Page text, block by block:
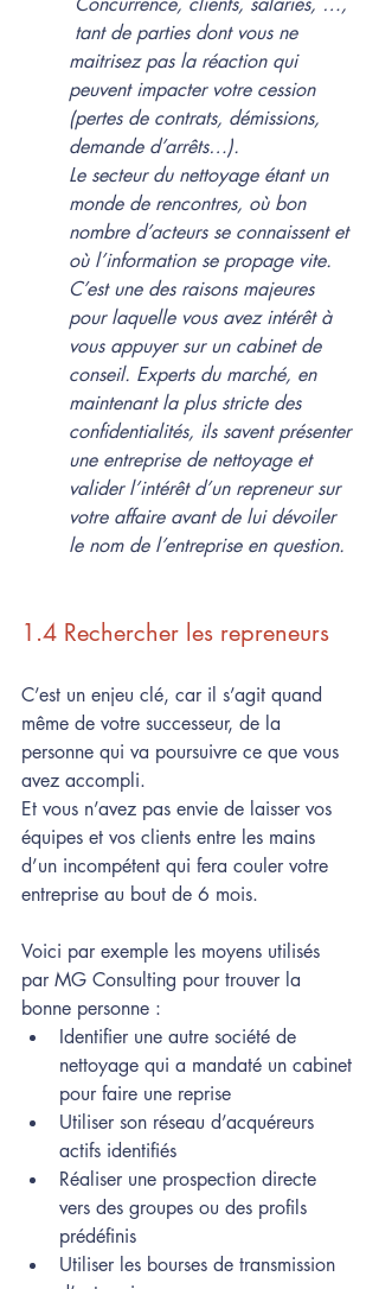
tant de parties dont vous ne
maitrisez pas la réaction qui
peuvent impacter votre cession
(pertes de contrats, démissions,
demande d’arrêts…).
Le secteur du nettoyage étant un
monde de rencontres, où bon
nombre d’acteurs se connaissent et
où l’information se propage vite.
C’est une des raisons majeures
pour laquelle vous avez intérêt à
vous appuyer sur un cabinet de
conseil. Experts du marché, en
maintenant la plus stricte des
confidentialités, ils savent présenter
une entreprise de nettoyage et
valider l’intérêt d’un repreneur sur
votre affaire avant de lui dévoiler
le nom de l’entreprise en question.
1.4 Rechercher les repreneurs
C’est un enjeu clé, car il s’agit quand
même de votre successeur, de la
personne qui va poursuivre ce que vous
avez accompli.
Et vous n’avez pas envie de laisser vos
équipes et vos clients entre les mains
d’un incompétent qui fera couler votre
entreprise au bout de 6 mois.
Voici par exemple les moyens utilisés
par MG Consulting pour trouver la
bonne personne :
Identifier une autre société de
nettoyage qui a mandaté un cabinet
pour faire une reprise
Utiliser son réseau d’acquéreurs
actifs identifiés
Réaliser une prospection directe
vers des groupes ou des profils
prédéfinis
Utiliser les bourses de transmission